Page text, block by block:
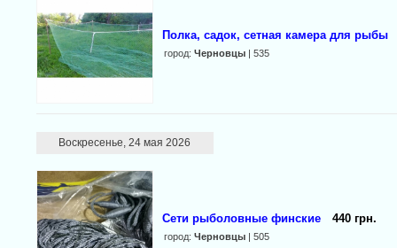
Полка, садок, сетная камера для рыбы
город: Черновцы| 535
Воскресенье, 24 мая 2026
Сети рыболовные финские 440 грн.
город: Черновцы| 505